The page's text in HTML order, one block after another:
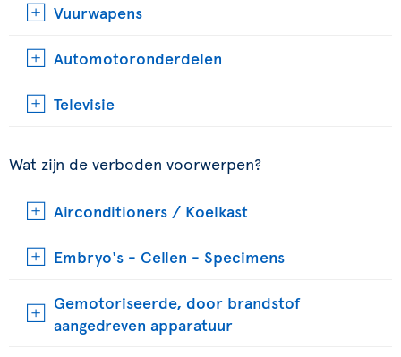
Vuurwapens
Automotoronderdelen
Televisie
Wat zijn de verboden voorwerpen?
Airconditioners / Koelkast
Embryo's - Cellen - Specimens
Gemotoriseerde, door brandstof
aangedreven apparatuur